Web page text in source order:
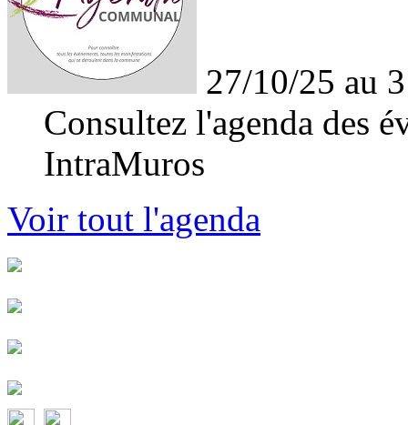
27/10/25 au
Consultez l'agenda des
IntraMuros
Voir tout l'agenda